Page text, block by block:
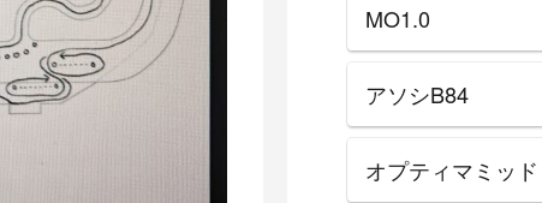
MO1.0
アソシB84
オプティマミッド